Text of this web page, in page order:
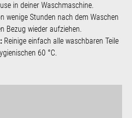
in deiner Waschmaschine.
wenige Stunden nach dem Waschen
Bezug wieder aufziehen.
Reinige einfach alle waschbaren Teile
60 °C.